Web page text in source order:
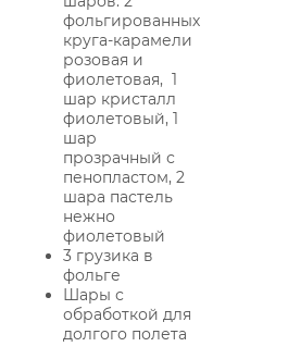
фольгированных
круга-карамели
розовая и
фиолетовая, 1
шар кристалл
фиолетовый, 1
шар
прозрачный с
пенопластом, 2
шара пастель
нежно
фиолетовый
3 грузика в
фольге
Шары с
обработкой для
долгого полета